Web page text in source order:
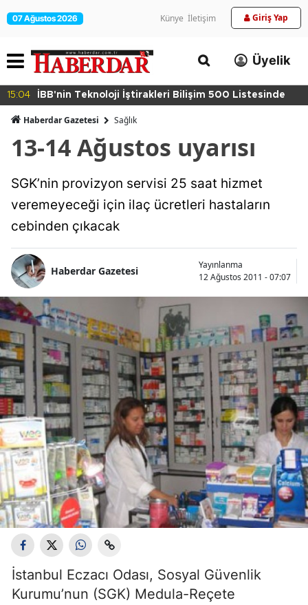
07 Ağustos 2026 Künye İletişim Giriş Yap
Üyelik
15:04 İBB'nin Teknoloji İştirakleri Bilişim 500 Listesinde
Haberdar Gazetesi Sağlık
13-14 Ağustos uyarısı
SGK’nin provizyon servisi 25 saat hizmet
veremeyeceği için ilaç ücretleri hastaların
cebinden çıkacak
Haberdar Gazetesi
Yayınlanma
12 Ağustos 2011 - 07:07
İstanbul Eczacı Odası, Sosyal Güvenlik
Kurumu’nun (SGK) Medula-Reçete